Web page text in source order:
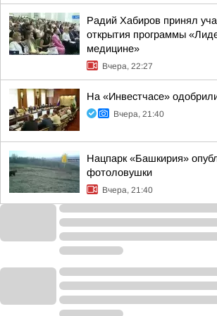
Радий Хабиров принял
открытия программы
медицине»
Вчера, 22:27
На «Инвестчасе»
Вчера, 21:40
Нацпарк «Башкирия»
фотоловушки
Вчера, 21:40